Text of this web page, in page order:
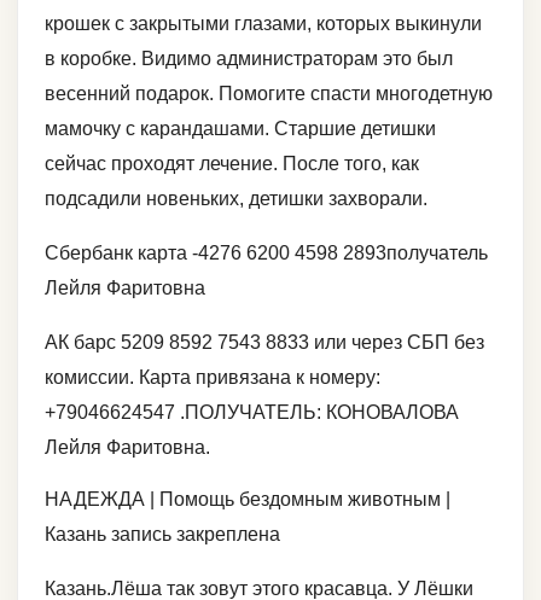
крошек с закрытыми глазами, которых выкинули
в коробке. Видимо администраторам это был
весенний подарок. Помогите спасти многодетную
мамочку с карандашами. Старшие детишки
сейчас проходят лечение. После того, как
подсадили новеньких, детишки захворали.
Сбербанк карта -4276 6200 4598 2893получатель
Лейля Фаритовна
АК барс 5209 8592 7543 8833 или через СБП без
комиссии. Карта привязана к номеру:
+79046624547 .ПОЛУЧАТЕЛЬ: КОНОВАЛОВА
Лейля Фаритовна.
НАДЕЖДА | Помощь бездомным животным |
Казань запись закреплена
Казань.Лёша так зовут этого красавца. У Лёшки